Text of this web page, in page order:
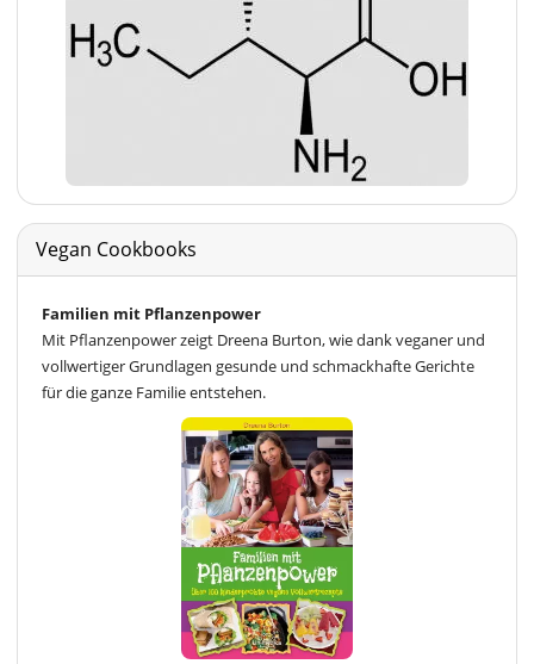
Vegan Cookbooks
Familien mit Pflanzenpower
Mit Pflanzenpower zeigt Dreena Burton, wie dank veganer und
vollwertiger Grundlagen gesunde und schmackhafte Gerichte
für die ganze Familie entstehen.